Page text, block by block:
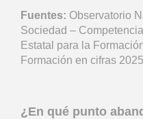
Fuentes: Observatorio
Sociedad –
Estatal para la
Formación en cifras 2025
¿En qué punto